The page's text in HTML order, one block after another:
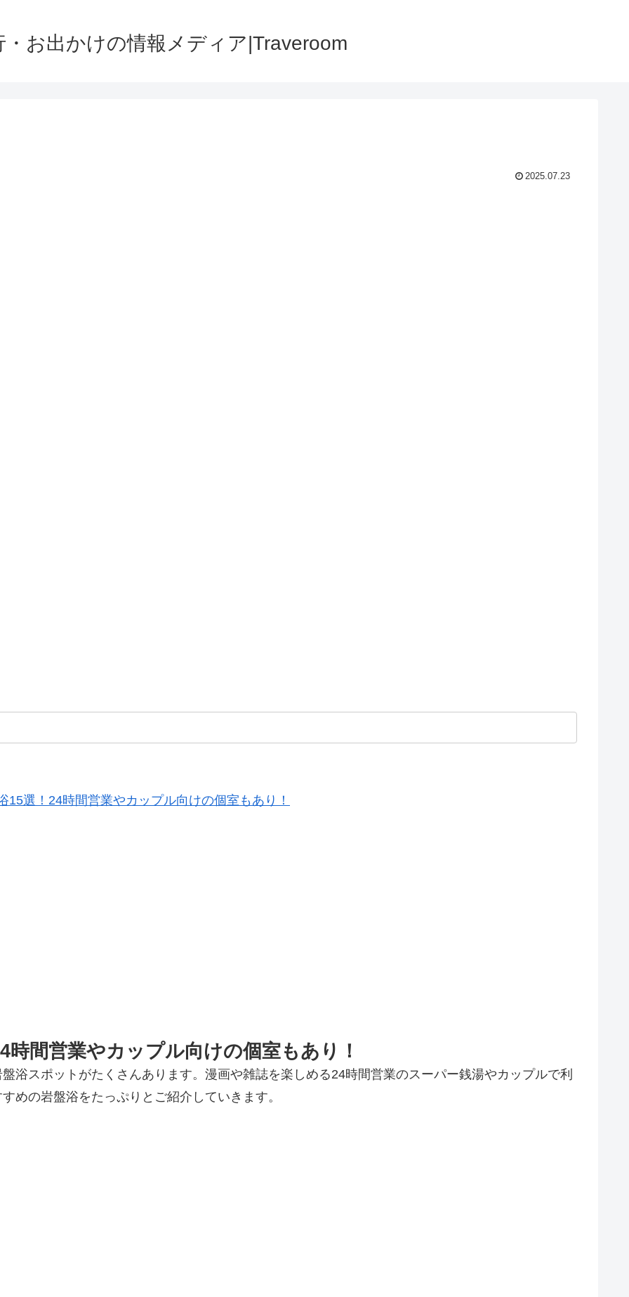
・お出かけの情報メディア|Traveroom
2025.07.23
15選！24時間営業やカップル向けの個室もあり！
間営業やカップル向けの個室もあり！
浴スポットがたくさんあります。漫画や雑誌を楽しめる24時間営業のスーパー銭湯やカップルで利
めの岩盤浴をたっぷりとご紹介していきます。